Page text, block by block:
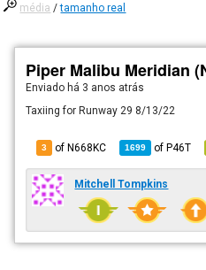
média /tamanho real
Piper Malibu Meridian
Enviado há 3 anos atrás
Taxiing for Runway 29 8/13/22
3 of N668KC 1699 ofP46T
Mitchell Tompkins